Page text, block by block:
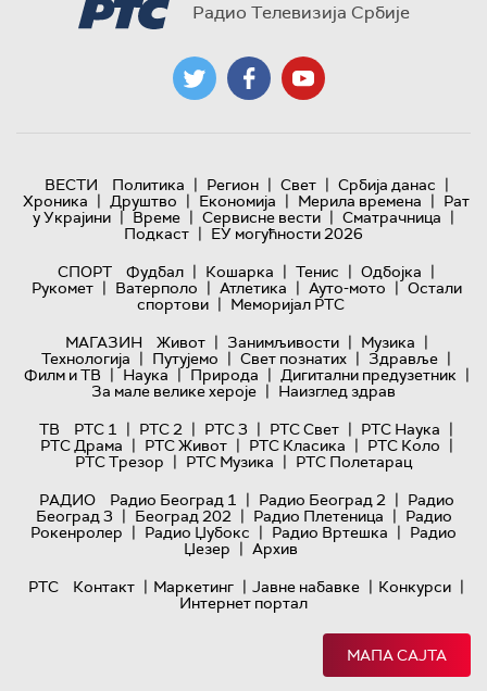
Радио Телевизија Србије
ВЕСТИ Политика | Регион | Свет | Србија данас |
Хроника | Друштво | Економија | Мерила времена | Рат
у Украјини | Време | Сервисне вести | Сматрачница |
Подкаст | ЕУ могућности 2026
СПОРТ
Фудбал | Кошарка | Тенис | Одбојка |
Рукомет | Ватерполо | Атлетика | Ауто-мото | Остали
спортови | Меморијал РТС
МАГАЗИН
Живот | Занимљивости | Музика |
Технологијa | Путујемо | Свет познатих | Здравље |
Филм и ТВ | Наука | Природа | Дигитални предузетник |
За мале велике хероје | Наизглед здрав
ТВ
РТС 1 | РТС 2 | РТС 3 | РТС Свет | РТС Наука |
РТС Драма | РТС Живот | РТС Класика | РТС Коло |
РТС Трезор | РТС Музика | РТС Полетарац
РАДИО
Радио Београд 1 | Радио Београд 2 | Радио
Београд 3 | Београд 202 | Радио Плетеница | Радио
Рокенролер | Радио Џубокс | Радио Вртешка | Радио
Џезер | Архив
РТС
Контакт | Маркетинг | Јавне набавке | Конкурси |
Интернет портал
МАПА САЈТА